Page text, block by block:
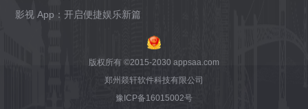
影视 App：开启便捷娱乐新篇
版权所有 ©2015-2030 appsaa.com
郑州燚轩软件科技有限公司
豫ICP备16015002号